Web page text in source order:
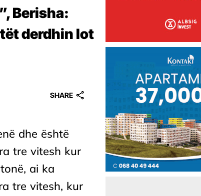
Berisha:
derdhin lot
SHARE
dhe është
tre vitesh kur
ai ka
tre vitesh, kur